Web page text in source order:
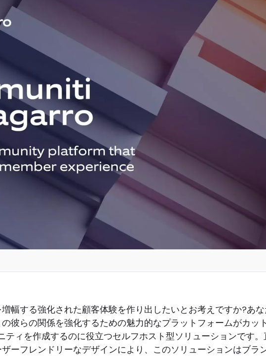
幅する強化された顧客体験を作り出したいとお考えですか?あな
彼らの関係を強化するための魅力的なプラットフォームがカッ
ィを作成するのに役立つセルフホスト型ソリューションです
ーフレンドリーなデザインにより、このソリューションはブラ